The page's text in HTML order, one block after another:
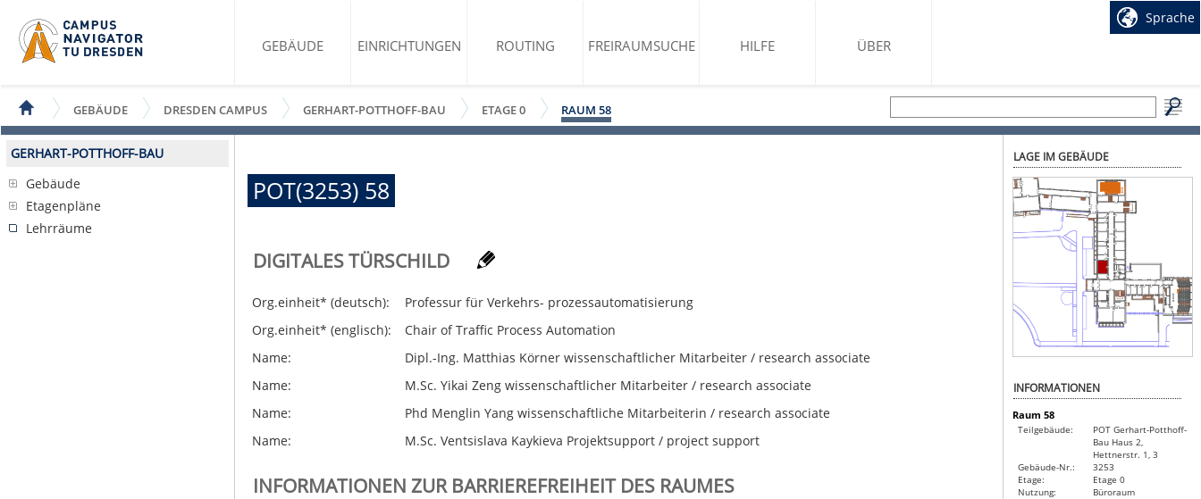
GEBÄUDE EINRICHTUNGEN ROUTING FREIRAUMSUCHE HILFE ÜBER
Sprache
GEBÄUDE DRESDEN CAMPUS GERHART-POTTHOFF-BAU ETAGE 0 RAUM 58
GERHART-POTTHOFF-BAU
Gebäude
Etagenpläne
Lehrräume
LAGE IM GEBÄUDE
INFORMATIONEN
Raum 58
Teilgebäude:
POT Gerhart-Potthoff-
Bau Haus 2,
Hettnerstr. 1, 3
Gebäude-Nr.:
3253
Etage:
Etage 0
Nutzung:
Büroraum
POT(3253) 58
DIGITALES TÜRSCHILD
Org.einheit* (deutsch):
Professur für Verkehrs- prozessautomatisierung
Org.einheit* (englisch):
Chair of Traffic Process Automation
Name:
Dipl.-Ing. Matthias Körner wissenschaftlicher Mitarbeiter / research associate
Name:
M.Sc. Yikai Zeng wissenschaftlicher Mitarbeiter / research associate
Name:
Phd Menglin Yang wissenschaftliche Mitarbeiterin / research associate
Name:
M.Sc. Ventsislava Kaykieva Projektsupport / project support
INFORMATIONEN ZUR BARRIEREFREIHEIT DES RAUMES